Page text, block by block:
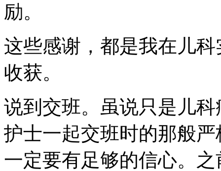
励。
这些感谢，都是我在儿
收获。
说到交班。虽说只是儿
护士一起交班时的那般
一定要有足够的信心。